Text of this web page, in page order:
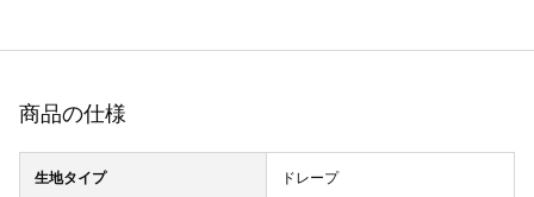
商品の仕様
生地タイプ ドレープ